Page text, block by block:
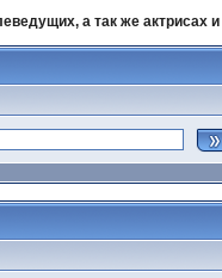
а так же актрисах и